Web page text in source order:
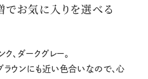
でお気に入りを選べる
、ダークグレー。
ラウンにも近い色合いなので、心